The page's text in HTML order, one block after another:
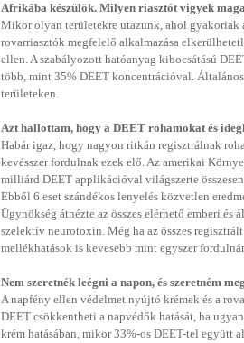
Afrikába készülök. Milyen riasztót vigyek
Mikor olyan területekre utazunk, ahol gyakoriak
rovarriasztók megfelelő alkalmazása
ellen. A szabályozott hatóanyag kibocsátású
több, mint 35% DEET koncentrációval.
területeken.
Azt hallottam, hogy a DEET rohamokat és
Habár igaz, hogy nagyon ritkán regisztrálnak
kevésszer fordulnak ezek elő. Az amerikai
milliárd DEET applikációval világszerte
Ebből 6 eset szándékos lenyelés közvetlen
Ügynökség átnézte az összes elérhető emberi
szelektív neurotoxin. Még ha az összes
mellékhatások is kevesebb mint egyszer
Nem szeretnék leégni a napon, és szeretném
A napfény ellen védelmet nyújtó krémek és a
DEET csökkentheti a napvédők hatását, ha
krém hatásában, mikor 33%-os DEET-tel együtt